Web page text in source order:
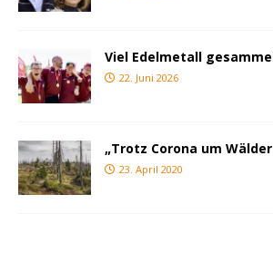
Viel Edelmetall
22. Juni 2026
„Trotz Corona um
23. April 2020